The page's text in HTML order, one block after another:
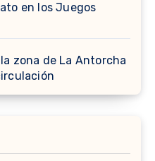
en los Juegos
zona de La Antorcha